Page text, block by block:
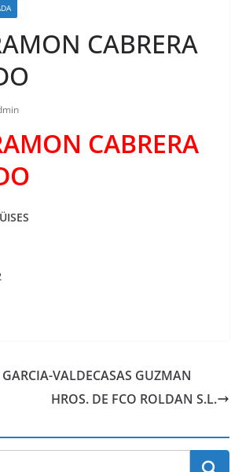
CABRERA
CABRERA
VALDECASAS GUZMAN
HROS. DE FCO ROLDAN S.L.